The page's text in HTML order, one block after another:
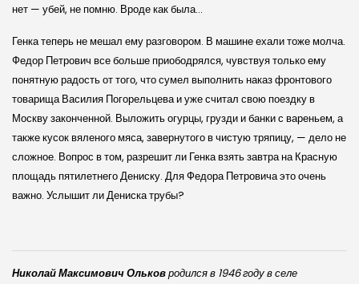
нет — убей, не помню. Вроде как была…
Генка теперь не мешал ему разговором. В машине ехали тоже молча.
Федор Петрович все больше приободрялся, чувствуя только ему
понятную радость от того, что сумел выполнить наказ фронтового
товарища Василия Погорельцева и уже считал свою поездку в
Москву законченной. Выложить огурцы, грузди и банки с вареньем, а
также кусок вяленого мяса, завернутого в чистую тряпицу, — дело не
сложное. Вопрос в том, разрешит ли Генка взять завтра на Красную
площадь пятилетнего Дениску. Для Федора Петровича это очень
важно. Услышит ли Дениска трубы?
Николай Максимович Ольковродился в 1946 году в селе